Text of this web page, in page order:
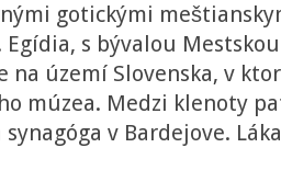
gotickými
s bývalou
na území Slovenska, v
múzea. Medzi klenoty
synagóga v Bardejove.